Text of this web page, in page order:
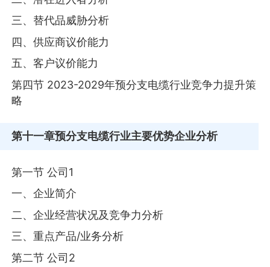
三、替代品威胁分析
四、供应商议价能力
五、客户议价能力
第四节 2023-2029年预分支电缆行业竞争力提升策
略
第十一章预分支电缆行业主要优势企业分析
第一节 公司1
一、企业简介
二、企业经营状况及竞争力分析
三、重点产品/业务分析
第二节 公司2